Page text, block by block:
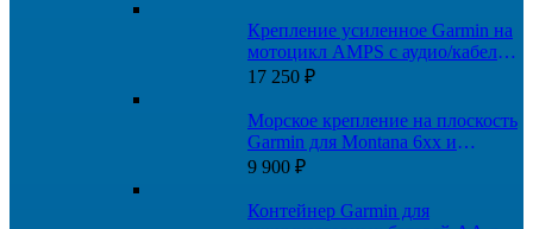
Крепление усиленное Garmin на
мотоцикл AMPS с аудио/кабелем
питания
17 250 ₽
Морское крепление на плоскость
Garmin для Montana 6xx и
GPSMAP 276Cx
9 900 ₽
Контейнер Garmin для